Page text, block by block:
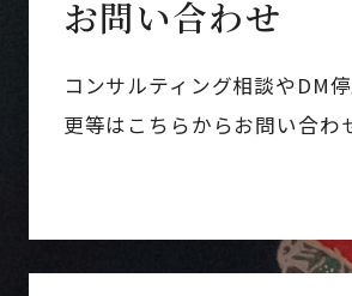
お問い合わせ
コンサルティング相談やDM
更等はこちらからお問い合わ